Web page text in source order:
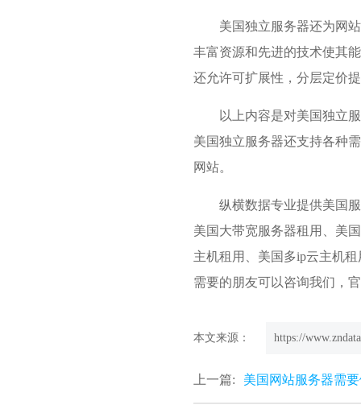
美国独立服务器还为网
丰富资源和先进的技术使其
还允许可扩展性，分层定价
以上内容是对美国独立
美国独立服务器还支持各种
网站。
纵横数据专业提供美国
美国大带宽服务器租用、美
主机租用、美国多ip云主机
需要的朋友可以咨询我们，官
本文来源： https://
上一篇: 美国网站服务器需